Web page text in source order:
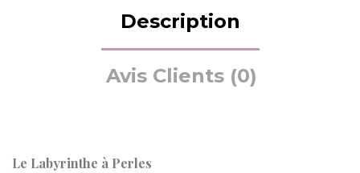
Description
Avis Clients (0)
Le Labyrinthe à Perles